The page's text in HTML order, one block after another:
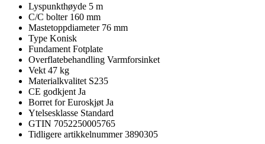
Lyspunkthøyde 5 m
C/C bolter 160 mm
Mastetoppdiameter 76 mm
Type Konisk
Fundament Fotplate
Overflatebehandling Varmforsinket
Vekt 47 kg
Materialkvalitet S235
CE godkjent Ja
Borret for Euroskjøt Ja
Ytelsesklasse Standard
GTIN 7052250005765
Tidligere artikkelnummer 3890305